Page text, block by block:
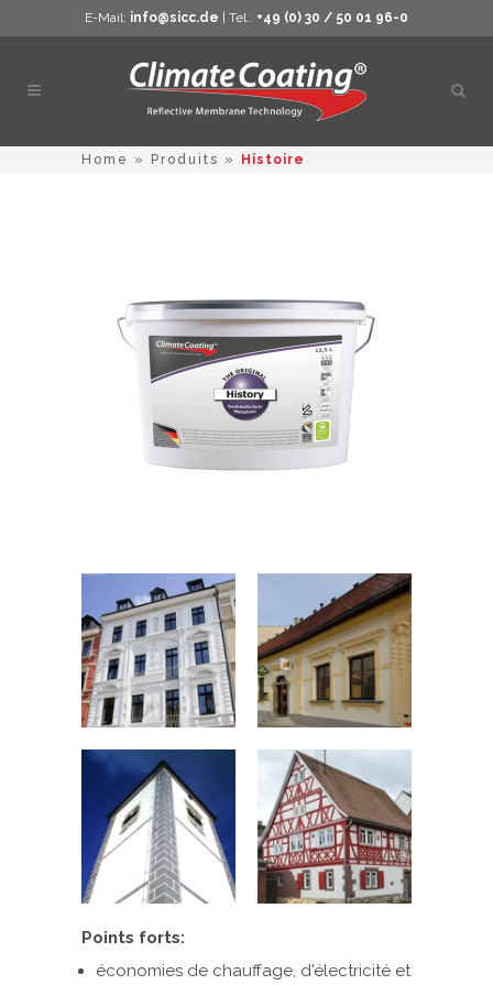
E-Mail: info@sicc.de | Tel.: +49 (0) 30 / 50 01 96-0
Home » Produits » Histoire
Points forts:
économies de chauffage, d'électricité et